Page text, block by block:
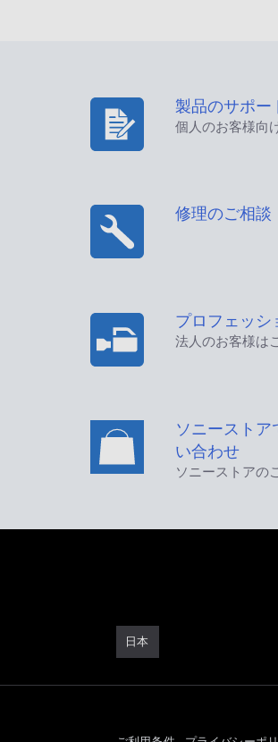
製品のサポー
個人のお客様向
修理のご相談
プロフェッ
法人のお客様は
ソニースト
い合わせ
ソニーストアの
日本